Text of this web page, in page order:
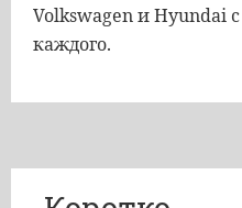
VolkswagenиHyundai с
каждого.